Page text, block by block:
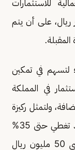
للاستثمارات
البرنامج إلى نحو 24 مليار ريال، على أن يتم
المقبلة.
لتسهم في تمكين
في المملكة
ولتمثل ركيزة
محورية في منظومة التمكين الصناعي، إذ تغطي حتى 35%
من الاستثمار الأولي للمشروع وبحد أقصى 50 مليون ريال